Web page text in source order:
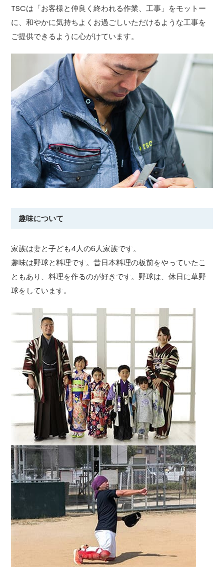
TSCは「お客様と仲良く終われる作業、工事」をモットー
に、和やかに気持ちよくお過ごしいただけるような工事を
ご提供できるように心がけています。
趣味について
家族は妻と子ども4人の6人家族です。
趣味は野球と料理です。昔日本料理の板前をやっていたこ
ともあり、料理を作るのが好きです。野球は、休日に草野
球をしています。